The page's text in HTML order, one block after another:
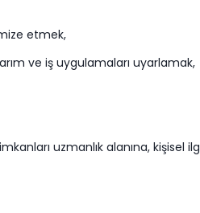
etmek,
ve iş uygulamaları uyarlamak,
uzmanlık alanına,